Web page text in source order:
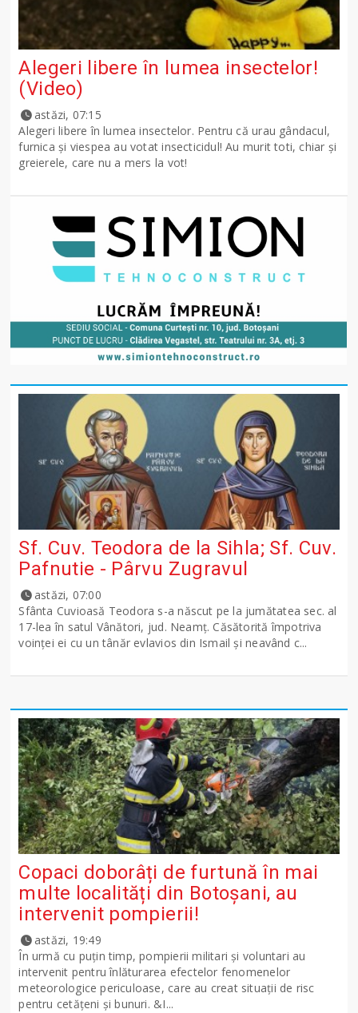
Alegeri libere în lumea insectelor!
(Video)
astăzi, 07:15
Alegeri libere în lumea insectelor. Pentru că urau gândacul,
furnica și viespea au votat insecticidul! Au murit toti, chiar și
greierele, care nu a mers la vot!
Sf. Cuv. Teodora de la Sihla; Sf. Cuv.
Pafnutie - Pârvu Zugravul
astăzi, 07:00
Sfânta Cuvioasă Teodora s-a născut pe la jumătatea sec. al
17-lea în satul Vânători, jud. Neamţ. Căsătorită împotriva
voinţei ei cu un tânăr evlavios din Ismail şi neavând c...
Copaci doborâți de furtună în mai
multe localități din Botoșani, au
intervenit pompierii!
astăzi, 19:49
În urmă cu puțin timp, pompierii militari și voluntari au
intervenit pentru înlăturarea efectelor fenomenelor
meteorologice periculoase, care au creat situații de risc
pentru cetățeni și bunuri. &I...